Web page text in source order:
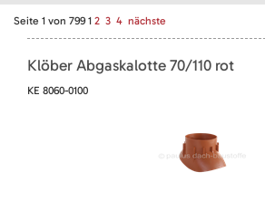
Seite 1 von 799 1 2 3 4 nächste
Klöber Abgaskalotte 70/110 rot
KE 8060-0100